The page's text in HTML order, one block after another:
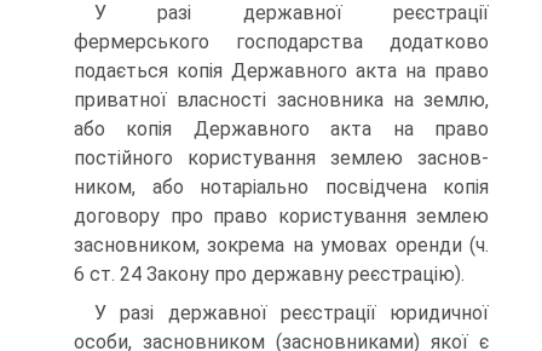
У разі державної реєстрації
фермерського господарства додатково
подається копія Державного акта на право
при­ватної власності засновника на землю,
або копія Державно­го акта на право
постійного користування землею заснов­
ником, або нотаріально посвідчена копія
договору про право користування землею
засновником, зокрема на умо­вах оренди (ч.
6 ст. 24 Закону про державну реєстрацію).
У разі державної реєстрації юридичної
особи, засновни­ком (засновниками) якої є